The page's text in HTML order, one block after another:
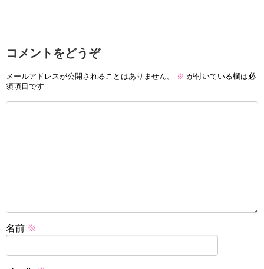
コメントをどうぞ
メールアドレスが公開されることはありません。 ※ が付いている欄は必
須項目です
名前 ※